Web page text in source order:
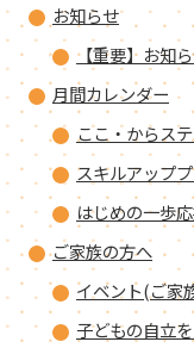
お知らせ
【重要】お知
月間カレンダー
ここ・からス
スキルアップ
はじめの一歩
ご家族の方へ
イベント(ご家
子どもの自立